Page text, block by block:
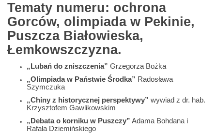
Tematy numeru: ochrona
Gorców, olimpiada w Pekinie,
Puszcza Białowieska,
Łemkowszczyzna.
„Lubań do zniszczenia” Grzegorza Bożka
„Olimpiada w Państwie Środka” Radosława
Szymczuka
„Chiny z historycznej perspektywy” wywiad z dr. hab.
Krzysztofem Gawlikowskim
„Debata o korniku w Puszczy” Adama Bohdana i
Rafała Dziemińskiego